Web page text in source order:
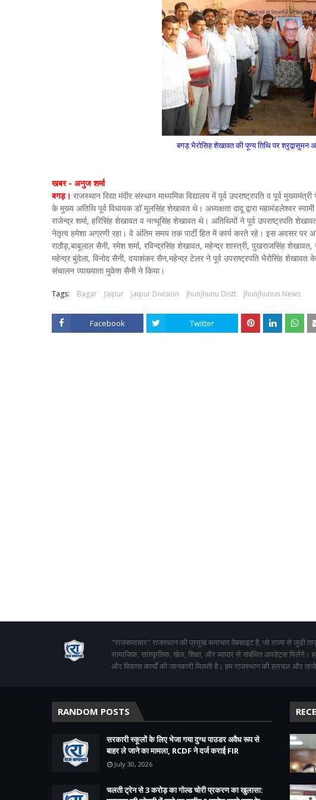
बगड़ भैरोसिह शेखावत की पूण्य तिथि पर श्रृद्वासुमन
खबर - अनुज शर्मा
बगड़। राजस्थान विद्या मंदीर संस्थान माध्यमिक विद्यालय में पूर्व उपराष्ट्रपति व पूर्व
के मुख्य अतिथि पूर्व विधायक डॉ मूलसिंह शेखावत थे। अध्यक्षता दादू द्वारा महामंडलेश्वर
राजेन्द्र शर्मा, हरिसिंह शेखावत व नत्थूसिंह शेखावत थे। अतिथियों ने पूर्व उपराष्ट्रपति
नेतृत्व हमेशा अग्रणी रहा। वे अंतिम समय तक पार्टी हित में कार्य करते रहे। इस अवसर पर
राठौड़,बाबूलाल सैनी, रमेश शर्मा, रविन्द्रसिंह शेखावत, महेन्द्र शास्त्री, पुखराजसिंह शेखावत,
महेन्द्र बुंदेला, विनोद सैनी, दयाशंकर सैन,महेन्द्र टेलर ने पूर्व उपराष्ट्रपति भैरोसिंह
संचालन व्याख्याता मुकेश सैनी ने किया।
Tags: Bagar Jaipur Jaipur Division Jhunjhunu Distt Jhunjhunun News
Facebook Twitter
"राजसमाचार" राजस्थान की प्रमुख समाचार वेबसाइट है, जो राज्य से जुड़ी
सामाजिक, सांस्कृतिक, खेल, शिक्षा, और व्यापार से संबंधित अपडेट्स मिलेंगे।
और विकास कार्यों की जानकारी मिलती है। हम राजस्थान की हलचल और
RANDOM POSTS
सरकारी स्कूलों के लिए भेजा गया दुग्ध पाउडर अवैध रूप से
बाहर ले जाने का मामला, RCDF ने दर्ज कराई FIR
July 30, 2026
चलती ट्रेन से 3 करोड़ का गोल्ड चोरी प्रकरण का खुलासा: